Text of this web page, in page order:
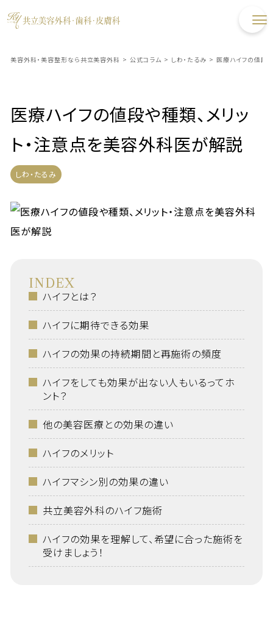
美容外科・美容整形なら共立美容外科 > 公式コラム > しわ・たるみ > 医療ハイフの値段
医療ハイフの値段や種類、メリッ
ト・注意点を美容外科医が解説
しわ・たるみ
INDEX
ハイフとは？
ハイフに期待できる効果
ハイフの効果の持続期間と再施術の頻度
ハイフをしても効果が出ない人もいるってホ
ント？
他の美容医療との効果の違い
ハイフのメリット
ハイフマシン別の効果の違い
共立美容外科のハイフ施術
ハイフの効果を理解して、希望に合った施術を
受けましょう！